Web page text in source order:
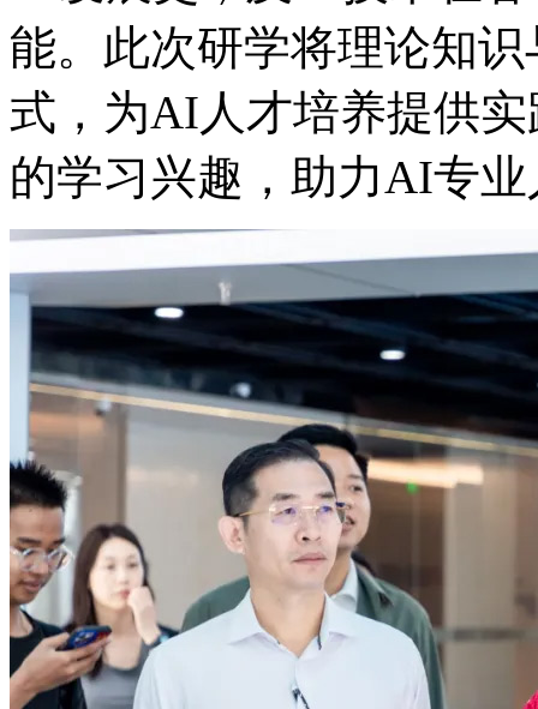
能。此次研学将理论知识
式，为AI人才培养提供
的学习兴趣，助力AI